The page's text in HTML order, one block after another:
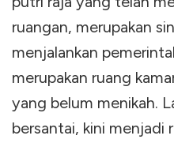
ruangan, merupakan
menjalankan
merupakan ruang
yang belum menikah.
bersantai, kini menjadi